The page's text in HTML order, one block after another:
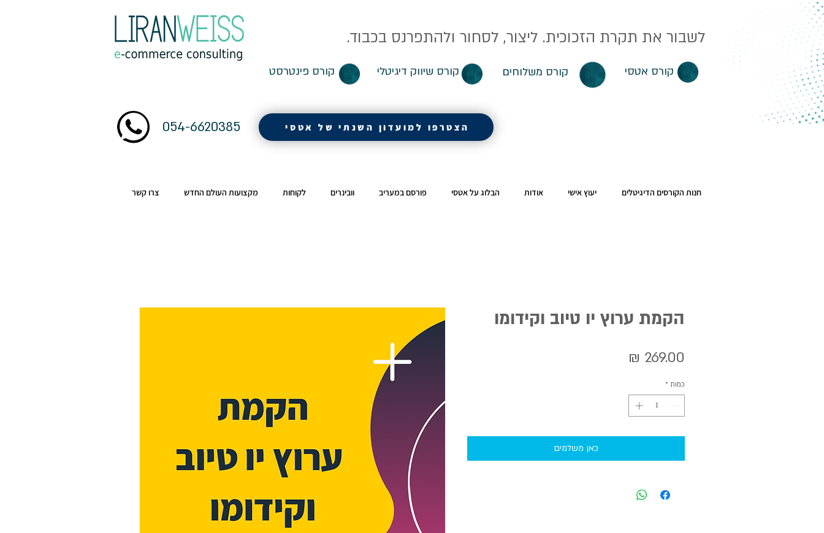
054-6620385
לשבור את תקרת הזכוכית. ליצור, לסחור ולהתפרנס בכבוד.
קורס פינטרסט קורס שיווק דיגיטלי קורס משלוחים קורס אטסי
הצטרפו למועדון השנתי של אטסי
חנות הקורסים הדיגיטלים יעוץ אישי אודות הבלוג על אטסי פורסם במעריב וובינרים לקוחות מקצועות העולם החדש צרו קשר
הקמת ערוץ יו טיוב וקידומו
כמות *
כאן משלמים